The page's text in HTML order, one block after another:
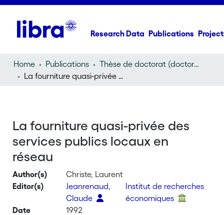
Research Data Publications
Home Publications
Thèse de doctorat (doctoral thesis)
La fourniture quasi-privée des services publics locaux en réseau
La fourniture quasi-privée des
services publics locaux en
réseau
Author(s)
Christe, Laurent
Editor(s)
Jeanrenaud,
Claude
Institut de recherches
économiques
Date
1992